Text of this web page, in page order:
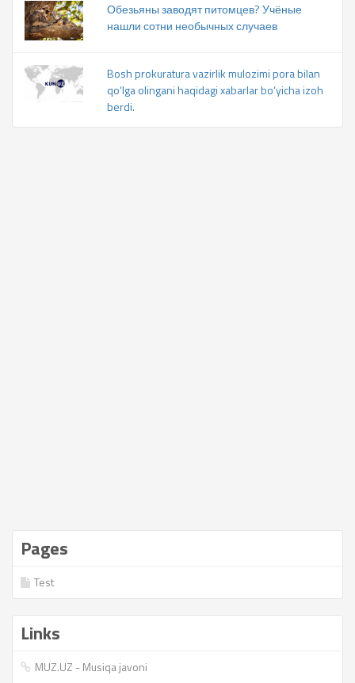
Обезьяны заводят питомцев? Учёные
нашли сотни необычных случаев
Bosh prokuratura vazirlik mulozimi pora bilan
qo‘lga olingani haqidagi xabarlar bo‘yicha izoh
berdi.
Pages
Test
Links
MUZ.UZ - Musiqa javoni